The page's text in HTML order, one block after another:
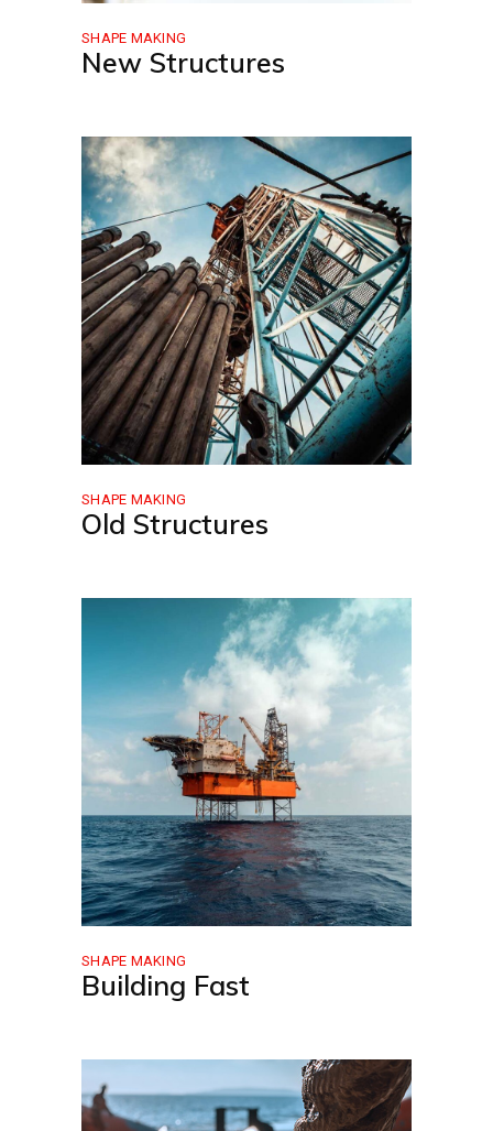
SHAPE MAKING
New Structures
SHAPE MAKING
Old Structures
SHAPE MAKING
Building Fast